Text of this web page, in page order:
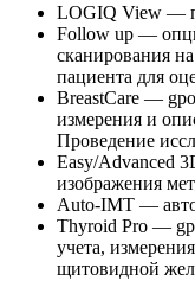
LOGIQ View —
Follow up —
сканирования
пациента для
BreastCare —
измерения и
Проведение
Easy/Advanced
изображения
Auto-IMT —
Thyroid Pro —
учета,
щитовидной